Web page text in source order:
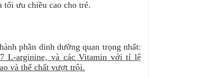
tối ưu chiều cao cho trẻ.
phần dinh dưỡng quan trọng nhất:
L-arginine, và các Vitamin với tỉ lệ
và thể chất vượt trội.